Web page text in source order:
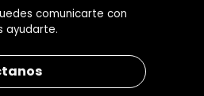
comunicarte con
ayudarte.